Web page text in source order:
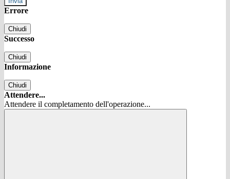
Errore
Chiudi
Successo
Chiudi
Informazione
Chiudi
Attendere...
Attendere il completamento dell'operazione...